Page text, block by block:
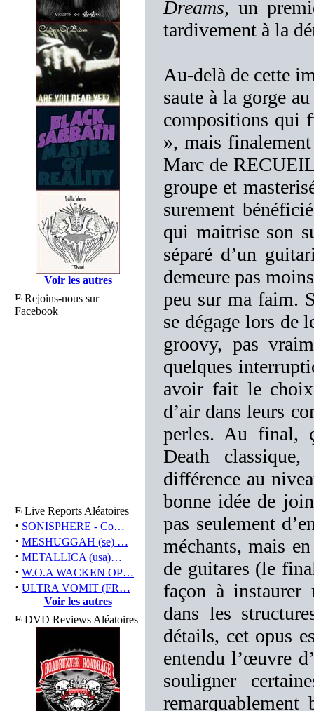
Voir les autres
Rejoins-nous sur
Facebook
Live Reports Aléatoires
· SONISPHERE - Co…
· MESHUGGAH (se) …
· METALLICA (usa)…
· W.O.A WACKEN OP…
· ULTRA VOMIT (FR…
Voir les autres
DVD Reviews Aléatoires
Dreams, un
tardivement à la
Au-delà de cette
saute à la gorge
compositions qui
», mais
Marc de
groupe et
surement
qui maitrise son
séparé d’un
demeure pas
peu sur ma faim.
se dégage lors de
groovy, pas
quelques
avoir fait le
d’air dans leurs
perles. Au final,
Death
différence au
bonne idée de
pas seulement
méchants, mais
de guitares (le
façon à instaurer
dans les
détails, cet opus
entendu l’œuvre
souligner